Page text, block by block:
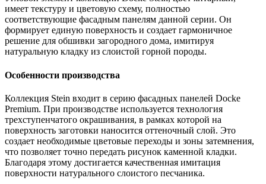
имеет текстуру и цветовую схему, полностью
соответствующие фасадным панелям данной серии. Он
формирует единую поверхность и создает гармоничное
решение для обшивки загородного дома, имитируя
натуральную кладку из слоистой горной породы.
Особенности производства
Коллекция Stein входит в серию фасадных панелей Docke
Premium. При производстве используется технология
трехступенчатого окрашивания, в рамках которой на
поверхность заготовки наносится оттеночный слой. Это
создает необходимые цветовые переходы и зоны затемнения,
что позволяет точно передать рисунок каменной кладки.
Благодаря этому достигается качественная имитация
поверхности натурального слоистого песчаника.